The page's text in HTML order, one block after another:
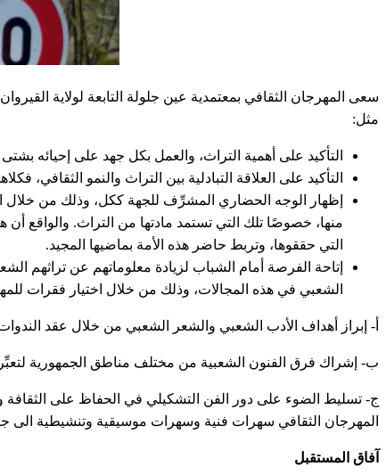
سعى المهرجان الثقافي بمعتمدية عين جلولة التابعة لولاية
مثل:
التأكيد على أهمية التراث، والعمل بكل جهد على إحيائه
التأكيد على العلاقة التبادلية بين التراث والنمو
إظهار الوجه الحضاري المشرِّف للجهة ككل، وذلك من خلال
منها، خصوصًا تلك التي تستمد مادتها من التراث. والواقع أن
التي حققوها، وتربط حاضر هذه الأمة بماضيها المجيد.
إتاحة الفرصة أمام الشباب لزيادة معلوماتهم عن تراثهم
الشعبي في هذه المجالات، وذلك من خلال اختيار فقرات
أ- إبراز أهداف الأدب الشعبي والشعر الشعبي من خلال عقد
ب- إشراك فرق الفنون الشعبية من مختلف مناطق الجمهورية لتعبِّر
ج- تسليط الضوء على دور الفن التشكيلي في الحفاظ على الثقافة
المهرجان الثقافي سهرات فنية وسهرات موسيقية وتنشيطية الى
آفاق المستقبل